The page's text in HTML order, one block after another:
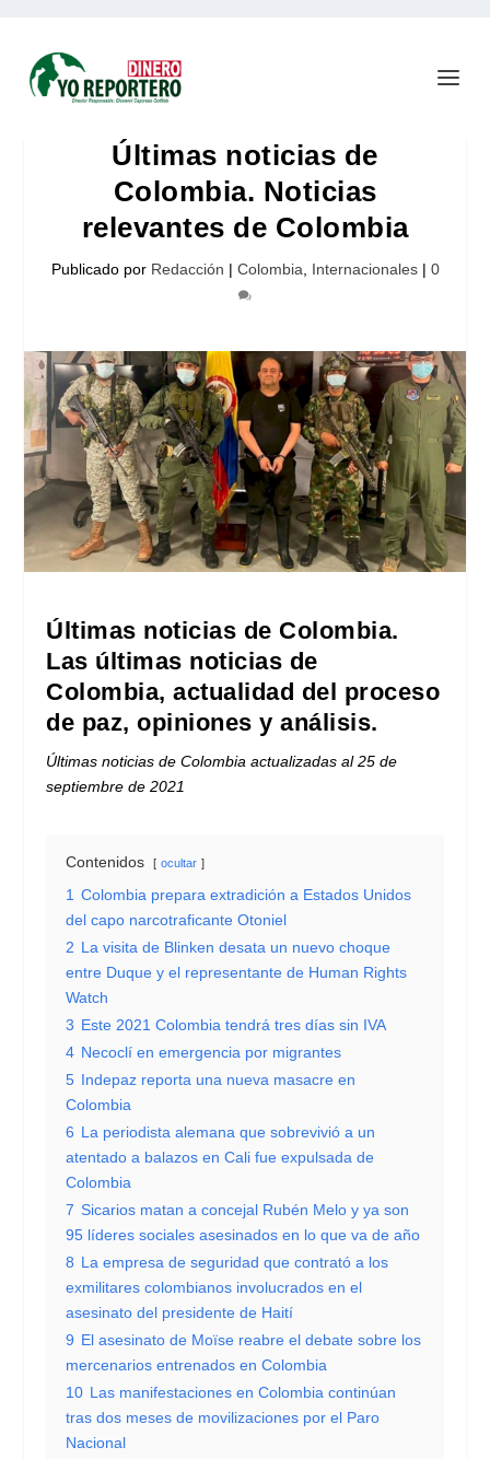
Últimas noticias de
Colombia. Noticias
relevantes de Colombia
Publicado por Redacción | Colombia Internacionales| 0
Últimas noticias de Colombia.
Las últimas noticias de
Colombia, actualidad del proceso
de paz, opiniones y análisis.
Últimas noticias de Colombia actualizadas al 25 de
septiembre de 2021
Contenidos ocultar
1 Colombia prepara extradición a Estados Unidos
del capo narcotraficante Otoniel
2 La visita de Blinken desata un nuevo choque
entre Duque y el representante de Human Rights
Watch
3 Este 2021 Colombia tendrá tres días sin IVA
4 Necoclí en emergencia por migrantes
5 Indepaz reporta una nueva masacre en
Colombia
6 La periodista alemana que sobrevivió a un
atentado a balazos en Cali fue expulsada de
Colombia
7 Sicarios matan a concejal Rubén Melo y ya son
95 líderes sociales asesinados en lo que va de año
8 La empresa de seguridad que contrató a los
exmilitares colombianos involucrados en el
asesinato del presidente de Haití
9 El asesinato de Moïse reabre el debate sobre los
mercenarios entrenados en Colombia
10 Las manifestaciones en Colombia continúan
tras dos meses de movilizaciones por el Paro
Nacional